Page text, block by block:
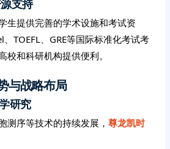
支持
生提供完善的学术设施和考试资
TOEFL、GRE等国际标准化考试考
校和科研机构提供便利。
与战略布局
研究
测序等技术的持续发展，尊龙凯时